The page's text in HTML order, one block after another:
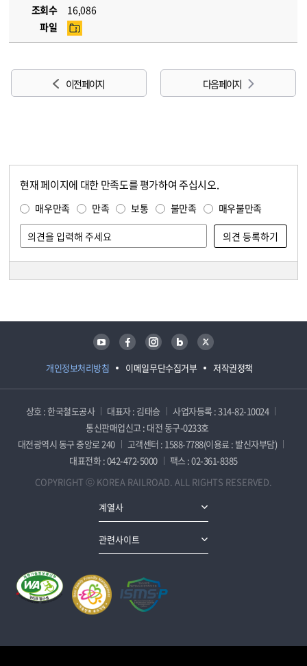
조회수
16,086
파일
이전 페이지 다음 페이지
현재 페이지에 대한 만족도를 평가하여 주십시오.
매우만족 만족 보통 불만족 매우불만족
개인정보처리방침 이메일무단수집거부 저작권정책
유튜브 페이스북 인스타그램 블로그 트위터
상호 : 한국철도공사 대표자 : 김태승
사업자등록 : 314-82-10024
통신판매업신고 : 대전 동구-0233호
대전광역시 동구 중앙로 240
고객센터 : 1588-7788(이용료 : 발신자부담)
대표전화 : 042-472-5000
팩스 : 02-361-8385
COPYRIGHT ⓒ KOREA RAILROAD. ALL RIGHTS RESERVED.
계열사
관련사이트